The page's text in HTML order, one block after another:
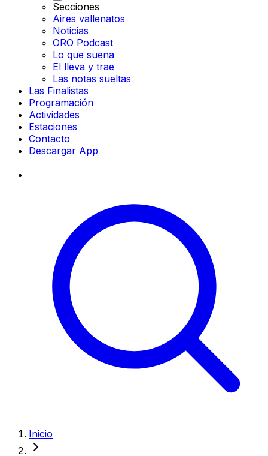
Secciones
Aires vallenatos
Noticias
ORO Podcast
Lo que suena
El lleva y trae
Las notas sueltas
Las Finalistas
Programación
Actividades
Estaciones
Contacto
Descargar App
Inicio